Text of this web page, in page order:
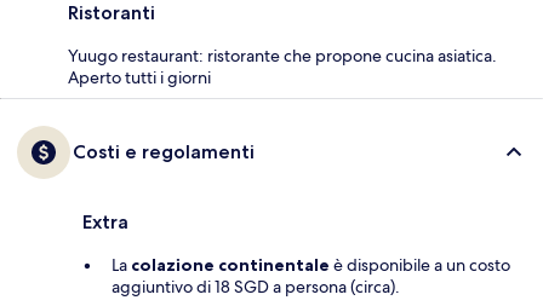
Ristoranti
Yuugo restaurant: ristorante che propone cucina asiatica.
Aperto tutti i giorni
Costi e regolamenti
Extra
La colazione continentale è disponibile a un costo
aggiuntivo di 18 SGD a persona (circa).